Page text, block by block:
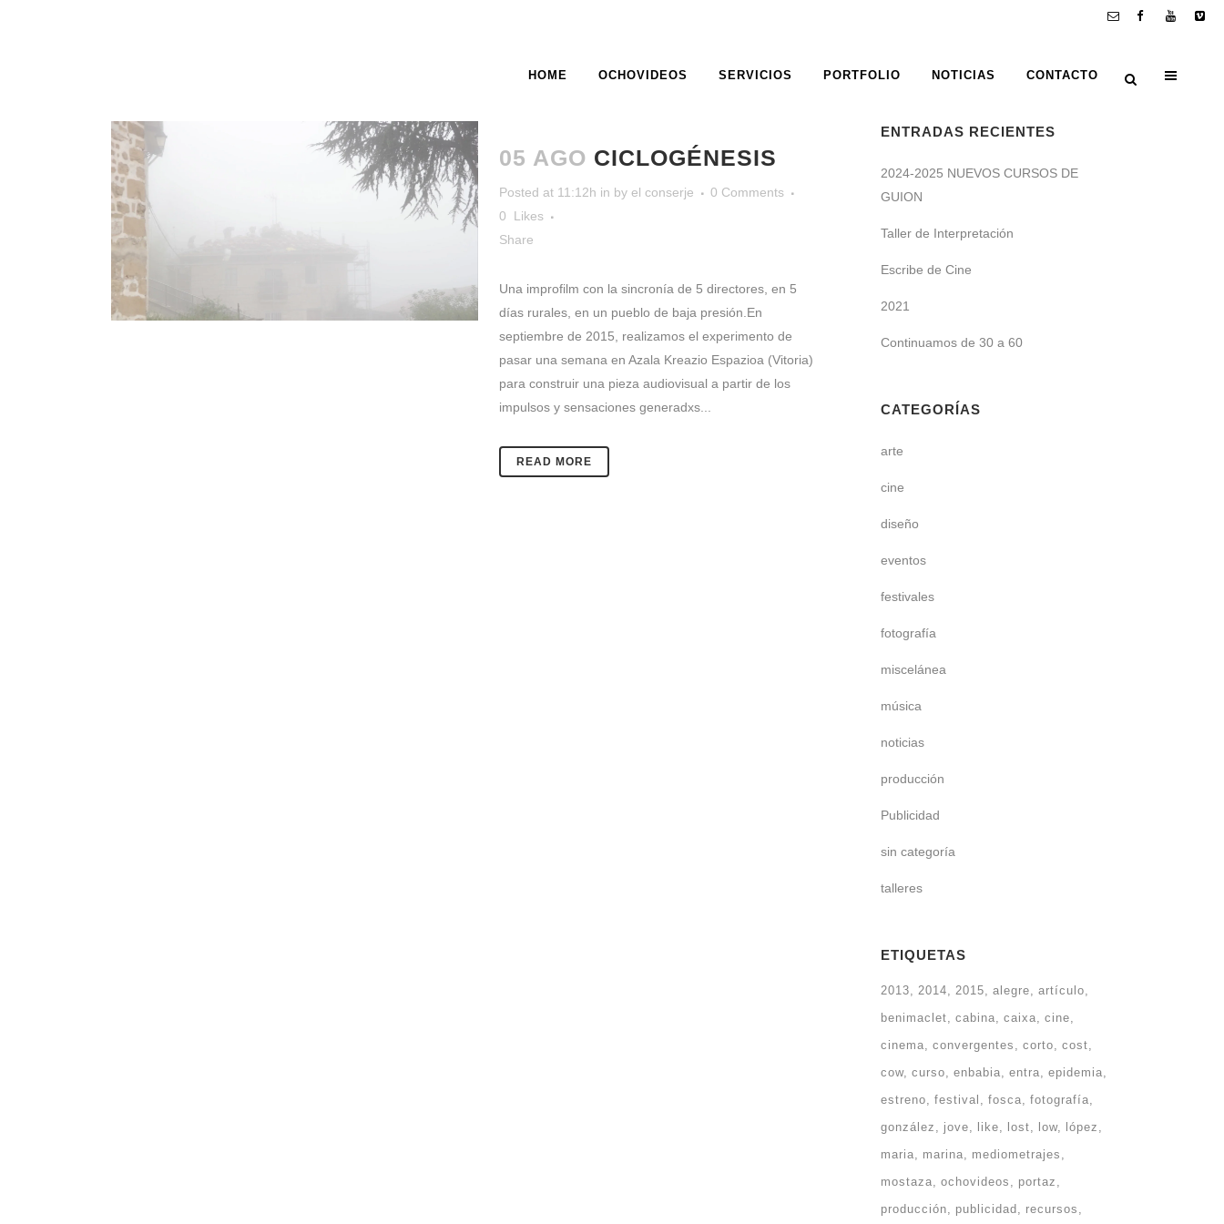
HOME OCHOVIDEOS SERVICIOS PORTFOLIO NOTICIAS CONTACTO
ARCHIVE
05 AGO CICLOGÉNESIS
Posted at 11:12h in by el conserje
0 Comments
0
Likes
Share
Una improfilm con la sincronía de 5 directores, en 5
días rurales, en un pueblo de baja presión.En
septiembre de 2015, realizamos el experimento de
pasar una semana en Azala Kreazio Espazioa (Vitoria)
para construir una pieza audiovisual a partir de los
impulsos y sensaciones generadxs...
READ MORE
ENTRADAS RECIENTES
2024-2025 NUEVOS CURSOS DE
GUION
Taller de Interpretación
Escribe de Cine
2021
Continuamos de 30 a 60
CATEGORÍAS
arte
cine
diseño
eventos
festivales
fotografía
miscelánea
música
noticias
producción
Publicidad
sin categoría
talleres
ETIQUETAS
2013 2014 2015 alegre
artículo
benimaclet
cabina caixa
cine
cinema
convergentes corto
cost
cow curso enbabia entra
epidemia
estreno
festival fosca
fotografía
gonzález
jove like lost low
lópez
maria
marina
mediometrajes
mostaza
ochovideos
portaz
producción
publicidad recursos